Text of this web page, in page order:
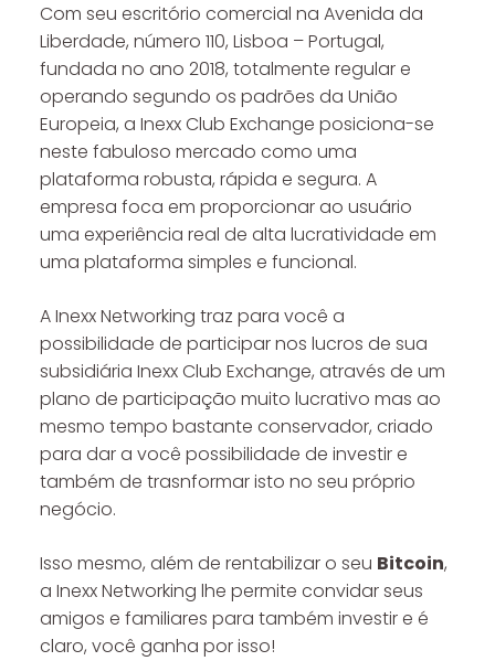
Com seu escritório comercial na Avenida da
Liberdade, número 110, Lisboa – Portugal,
fundada no ano 2018, totalmente regular e
operando segundo os padrões da União
Europeia, a Inexx Club Exchange posiciona-se
neste fabuloso mercado como uma
plataforma robusta, rápida e segura. A
empresa foca em proporcionar ao usuário
uma experiência real de alta lucratividade em
uma plataforma simples e funcional.
A Inexx Networking traz para você a
possibilidade de participar nos lucros de sua
subsidiária Inexx Club Exchange, através de um
plano de participação muito lucrativo mas ao
mesmo tempo bastante conservador, criado
para dar a você possibilidade de investir e
também de trasnformar isto no seu próprio
negócio.
Isso mesmo, além de rentabilizar o seu Bitcoin,
a Inexx Networking lhe permite convidar seus
amigos e familiares para também investir e é
claro, você ganha por isso!